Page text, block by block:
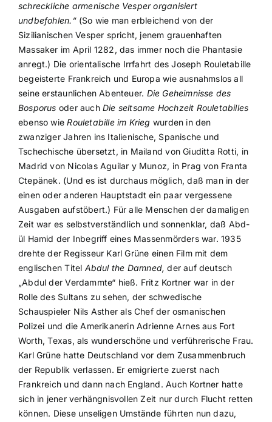
schreckliche armenische Vesper organisiert
undbefohlen.“ (So wie man erbleichend von der
Sizilianischen Vesper spricht, jenem grauenhaften
Massaker im April 1282, das immer noch die Phantasie
anregt.) Die orientalische Irrfahrt des Joseph Rouletabille
begeisterte Frankreich und Europa wie ausnahmslos all
seine erstaunlichen Abenteuer. Die Geheimnisse des
Bosporus oder auch Die seltsame Hochzeit Rouletabilles
ebenso wieRouletabille im Krieg wurden in den
zwanziger Jahren ins Italienische, Spanische und
Tschechische übersetzt, in Mailand von Giuditta Rotti, in
Madrid von Nicolas Aguilar y Munoz, in Prag von Franta
Ctepänek. (Und es ist durchaus möglich, daß man in der
einen oder anderen Hauptstadt ein paar vergessene
Ausgaben aufstöbert.) Für alle Menschen der damaligen
Zeit war es selbstverständlich und sonnenklar, daß Abd-
ül Hamid der Inbegriff eines Massenmörders war. 1935
drehte der Regisseur Karl Grüne einen Film mit dem
englischen Titel Abdul the Damned,der auf deutsch
„Abdul der Verdammte“ hieß. Fritz Kortner war in der
Rolle des Sultans zu sehen, der schwedische
Schauspieler Nils Asther als Chef der osmanischen
Polizei und die Amerikanerin Adrienne Arnes aus Fort
Worth, Texas, als wunderschöne und verführerische Frau.
Karl Grüne hatte Deutschland vor dem Zusammenbruch
der Republik verlassen. Er emigrierte zuerst nach
Frankreich und dann nach England. Auch Kortner hatte
sich in jener verhängnisvollen Zeit nur durch Flucht retten
können. Diese unseligen Umstände führten nun dazu,